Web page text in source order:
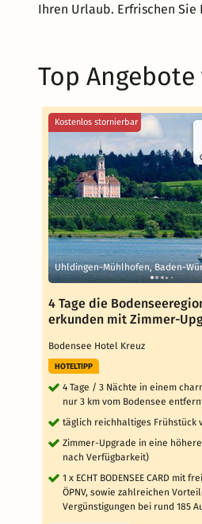
Ihren Urlaub. Erfrischen
Top
Kostenlos stornierbar
Uhldingen-Mühlhofen, Baden-
4 Tage die
erkunden mit Zimmer-
Bodensee Hotel Kreuz
HOTELTIPP
4 Tage / 3 Nächte in einem
nur 3 km vom Bodensee
täglich reichhaltiges Frühstück
Zimmer-Upgrade in eine
nach Verfügbarkeit)
1 x ECHT BODENSEE CARD mit
ÖPNV, sowie zahlreichen
Vergünstigungen bei rund 185